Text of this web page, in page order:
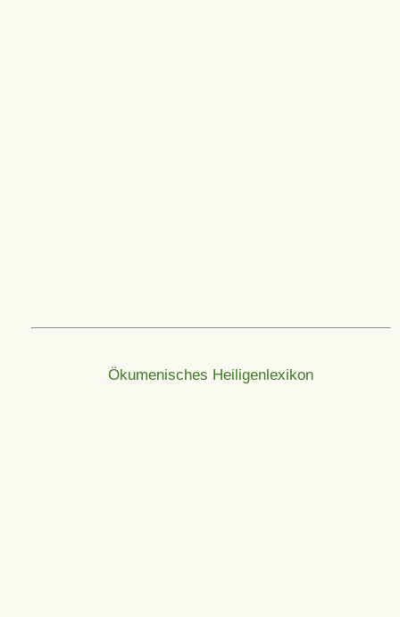
Ökumenisches Heiligenlexikon